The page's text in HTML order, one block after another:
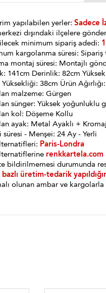
yapılabilen yerler: Sadece
dışındaki ilçelere
minimum sipariş adedi: 1
kargolanma süresi:
montaj süresi: Montajlı
141cm Derinlik: 82cm
38cm Ürün
malzeme: Gürgen
sünger: Yüksek yoğunluklu
kol: Döşeme Kollu
ayak: Metal Ayaklı +
süresi - Menşei: 24 Ay - Yerli
Paris-Londra
renkkartela.com
bildirilmemesi durumunda
üretim-tedarik
olunan ambar ve kargolarla